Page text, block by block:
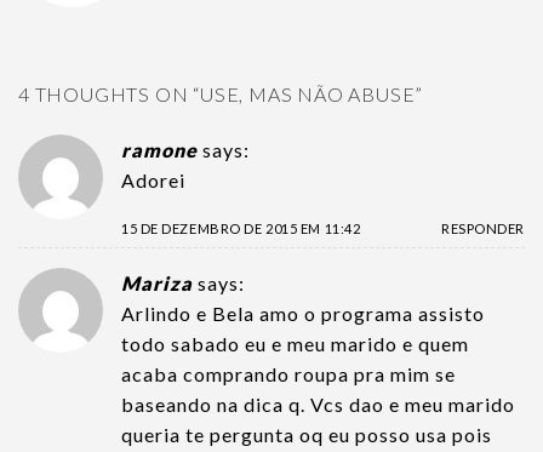
4 THOUGHTS ON “USE, MAS NÃO ABUSE”
ramone says:
Adorei
15 DE DEZEMBRO DE 2015 EM 11:42 RESPONDER
Mariza says:
Arlindo e Bela amo o programa assisto
todo sabado eu e meu marido e quem
acaba comprando roupa pra mim se
baseando na dica q. Vcs dao e meu marido
queria te pergunta oq eu posso usa pois